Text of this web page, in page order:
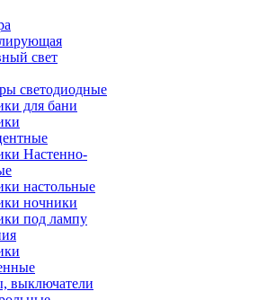
свет
светодиодные
для бани
Настенно-
настольные
ночники
под лампу
выключатели